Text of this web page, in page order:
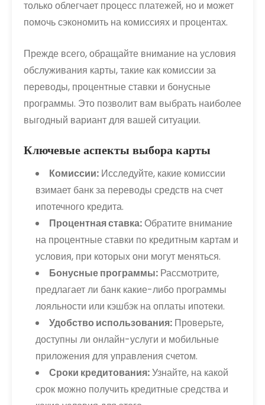
только облегчает процесс платежей, но и может
помочь сэкономить на комиссиях и процентах.
Прежде всего, обращайте внимание на условия
обслуживания карты, такие как комиссии за
переводы, процентные ставки и бонусные
программы. Это позволит вам выбрать наиболее
выгодный вариант для вашей ситуации.
Ключевые аспекты выбора карты
Комиссии: Исследуйте, какие комиссии
взимает банк за переводы средств на счет
ипотечного кредита.
Процентная ставка:Обратите внимание
на процентные ставки по кредитным картам и
условия, при которых они могут меняться.
Бонусные программы: Рассмотрите,
предлагает ли банк какие-либо программы
лояльности или кэшбэк на оплаты ипотеки.
Удобство использования: Проверьте,
доступны ли онлайн-услуги и мобильные
приложения для управления счетом.
Сроки кредитования:Узнайте, на какой
срок можно получить кредитные средства и